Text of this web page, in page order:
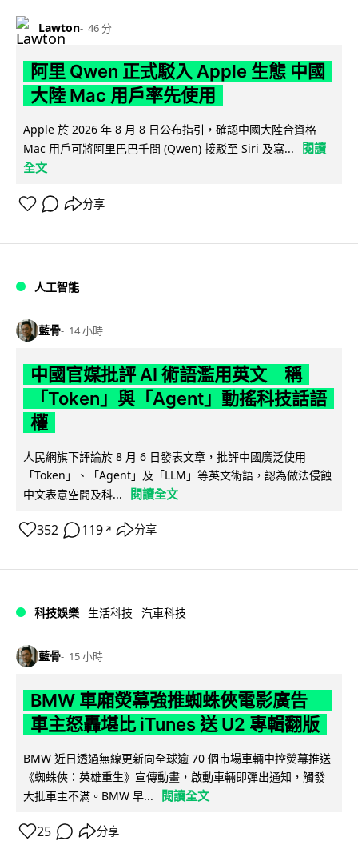
Lawton 46 分
阿里 Qwen 正式駁入 Apple 生態 中國
大陸 Mac 用戶率先使用
Apple 於 2026 年 8 月 8 日公布指引，確認中國大陸合資格
Mac 用戶可將阿里巴巴千問 (Qwen) 接駁至 Siri 及寫...
閱讀
全文
分享
人工智能
藍骨 14 小時
中國官媒批評 AI 術語濫用英文 稱
「Token」與「Agent」動搖科技話語
權
人民網旗下評論於 8 月 6 日發表文章，批評中國廣泛使用
「Token」、「Agent」及「LLM」等英文術語，認為做法侵蝕
中文表意空間及科...
閱讀全文
352 119 ↗ 分享
科技娛樂 生活科技 汽車科技
藍骨 15 小時
BMW 車廂熒幕強推蜘蛛俠電影廣告
車主怒轟堪比 iTunes 送 U2 專輯翻版
BMW 近日透過無線更新向全球逾 70 個市場車輛中控熒幕推送
《蜘蛛俠：英雄重生》宣傳動畫，啟動車輛即彈出通知，觸發
大批車主不滿。BMW 早...
閱讀全文
25 分享